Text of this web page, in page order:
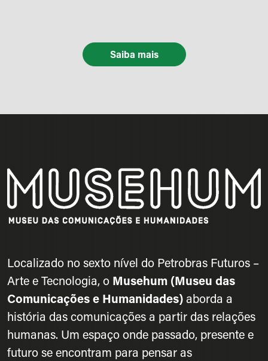
Saiba mais
Localizado no sexto nível do Petrobras Futuros –
Arte e Tecnologia, o Musehum (Museu das
Comunicações e Humanidades)aborda a
história das comunicações a partir das relações
humanas. Um espaço onde passado, presente e
futuro se encontram para pensar as